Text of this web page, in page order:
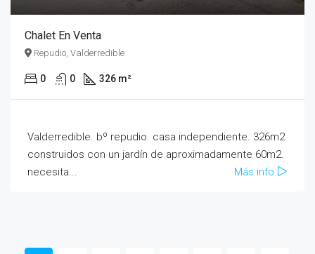
Chalet En Venta
Repudio, Valderredible
0 0 326 m²
Valderredible. bº repudio. casa independiente. 326m2
construidos con un jardín de aproximadamente 60m2.
necesita...
Más info